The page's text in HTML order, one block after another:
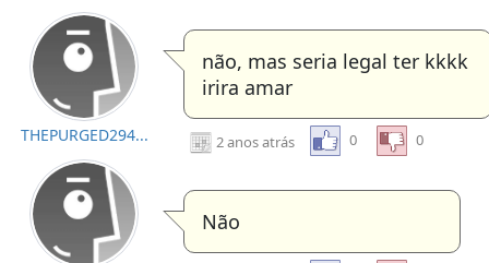
THEPURGED294...
não, mas seria legal ter kkkk
irira amar
2 anos atrás 0 0
Não